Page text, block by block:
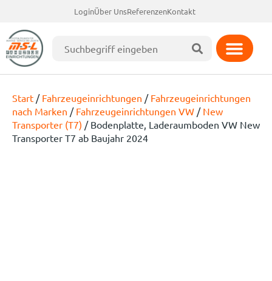
LoginÜber UnsReferenzenKontakt
Start / Fahrzeugeinrichtungen / Fahrzeugeinrichtungen
nach Marken / Fahrzeugeinrichtungen VW / New
Transporter (T7) / Bodenplatte, Laderaumboden VW New
Transporter T7 ab Baujahr 2024